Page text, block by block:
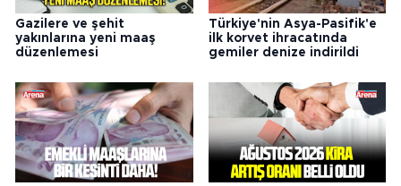
Gazilere ve şehit
yakınlarına yeni maaş
düzenlemesi
Türkiye'nin Asya-Pasifik'e
ilk korvet ihracatında
gemiler denize indirildi